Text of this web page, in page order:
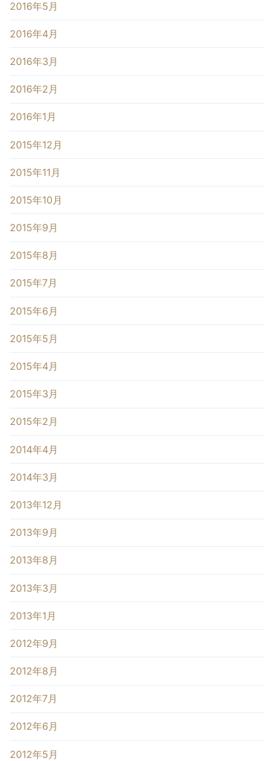
2016年5月
2016年4月
2016年3月
2016年2月
2016年1月
2015年12月
2015年11月
2015年10月
2015年9月
2015年8月
2015年7月
2015年6月
2015年5月
2015年4月
2015年3月
2015年2月
2014年4月
2014年3月
2013年12月
2013年9月
2013年8月
2013年3月
2013年1月
2012年9月
2012年8月
2012年7月
2012年6月
2012年5月